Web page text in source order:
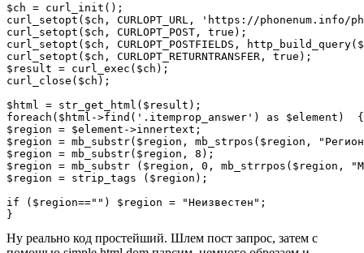
$ch = curl_init();
curl_setopt($ch, CURLOPT_URL, 'https://phonenum.info/
curl_setopt($ch, CURLOPT_POST, true);
curl_setopt($ch, CURLOPT_POSTFIELDS,
curl_setopt($ch, CURLOPT_RETURNTRANSFER, true);
$result = curl_exec($ch);
curl_close($ch);
$html = str_get_html($result);
foreach($html->find('.itemprop_answer') as $element)  {
$region = $element->innertext;
$region = mb_substr($region, mb_strpos($region,
$region = mb_substr($region, 8);
$region = mb_substr ($region, 0, mb_strrpos($region,
$region = strip_tags ($region);
if ($region=="") $region = "Неизвестен";
Ну реально код простейший. Шлем пост запрос, затем с